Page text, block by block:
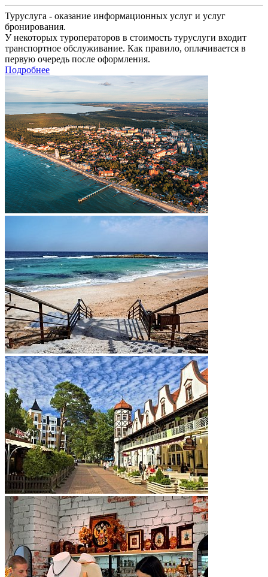
Туруслуга - оказание информационных услуг и услуг
бронирования.
У некоторых туроператоров в стоимость туруслуги входит
транспортное обслуживание. Как правило, оплачивается в
первую очередь после оформления.
Подробнее